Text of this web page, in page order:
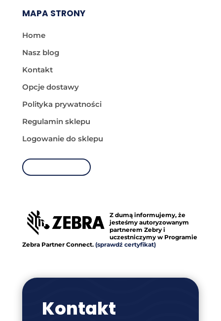
MAPA STRONY
Home
Nasz blog
Kontakt
Opcje dostawy
Polityka prywatności
Regulamin sklepu
Logowanie do sklepu
Z dumą informujemy, że
jesteśmy autoryzowanym
partnerem Zebry i
uczestniczymy w Programie
Zebra Partner Connect. (sprawdź certyfikat)
Kontakt